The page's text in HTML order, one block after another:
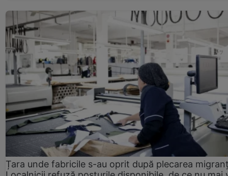
Țara unde fabricile s-au oprit după plecarea